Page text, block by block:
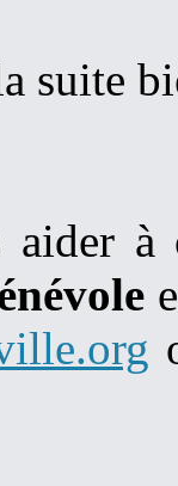
suite
à